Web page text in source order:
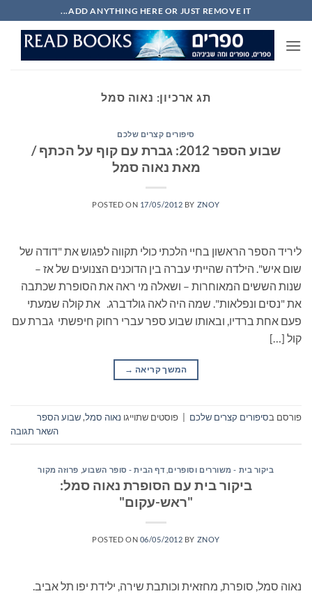
to
content
ADD ANYTHING HERE OR JUST REMOVE IT...
תג ארכיון: נאוה סמל
סיפורים קצרים שלכם
שבוע הספר 2012: גברת עם קוף על הכתף /
מאת נאוה סמל
POSTED ON 17/05/2012 BY ZNOY
ליריד הספר הראשון בחיי הלכתי כולי תקווה לפגוש את "דודה של
שום איש". הילדה שהייתי עברה בין הדוכנים הצנועים של אז –
שנות הששים המאוחרות – ושאלה מי ראה את הסופרת שכתבה
את "נסים ונפלאות". שמה היה לאה גולדברג. את קולה שמעתי
פעם אחת ברדיו, ובאותו שבוע ספר עברי רחוק חיפשתי גברת עם
קול […]
המשך קריאה →
פורסם בסיפורים קצרים שלכם פוסטים שתוייגו נאוה סמל,שבוע הספר
השאר תגובה
ביקור בית - משוררים וסופרים דף הבית - סופר השבוע, פרוזה מקור
ביקור בית עם הסופרת נאוה סמל:
"ראש-עקום"
POSTED ON 06/05/2012 BY ZNOY
נאוה סמל, סופרת, מחזאית וכותבת שירה, ילידת יפו תל אביב.